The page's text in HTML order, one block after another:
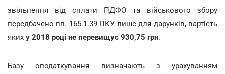
звільнення від сплати ПДФО та військового збору
передбачено пп. 165.1.39 ПКУ лише для дарунків, вартість
яких у 2018 році не перевищує 930,75 грн.
Базу оподаткування визначають з урахуванням